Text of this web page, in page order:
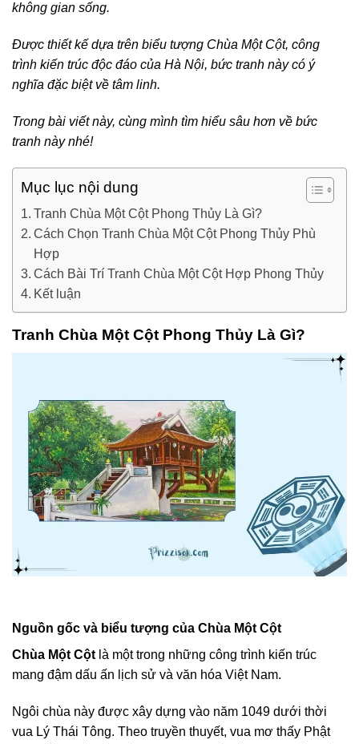
không gian sống.
Được thiết kế dựa trên biểu tượng Chùa Một Cột, công
trình kiến trúc độc đáo của Hà Nội, bức tranh này có ý
nghĩa đặc biệt về tâm linh.
Trong bài viết này, cùng mình tìm hiểu sâu hơn về bức
tranh này nhé!
Mục lục nội dung
Tranh Chùa Một Cột Phong Thủy Là Gì?
Cách Chọn Tranh Chùa Một Cột Phong Thủy Phù
Hợp
Cách Bài Trí Tranh Chùa Một Cột Hợp Phong Thủy
Kết luận
Tranh Chùa Một Cột Phong Thủy Là Gì?
Nguồn gốc và biểu tượng của Chùa Một Cột
Chùa Một Cột là một trong những công trình kiến trúc
mang đậm dấu ấn lịch sử và văn hóa Việt Nam.
Ngôi chùa này được xây dựng vào năm 1049 dưới thời
vua Lý Thái Tông. Theo truyền thuyết, vua mơ thấy Phật